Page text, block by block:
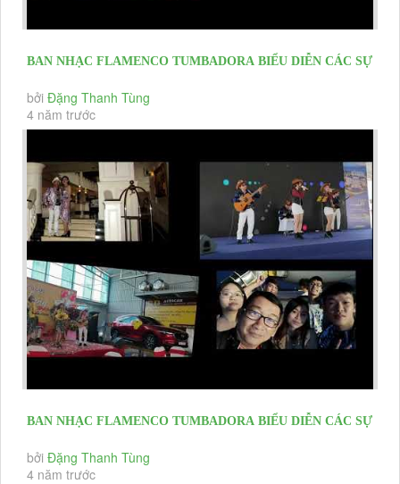
BAN NHẠC FLAMENCO TUMBADORA BIỂU DIỄN CÁC SỰ
KIỆN KHAI TRƯƠNG, HỘI...
bởi Đặng Thanh Tùng
4 năm trước
BAN NHẠC FLAMENCO TUMBADORA BIỂU DIỄN CÁC SỰ
KIỆN RA MẮT DỰ ÁN BĐS...
bởi Đặng Thanh Tùng
4 năm trước